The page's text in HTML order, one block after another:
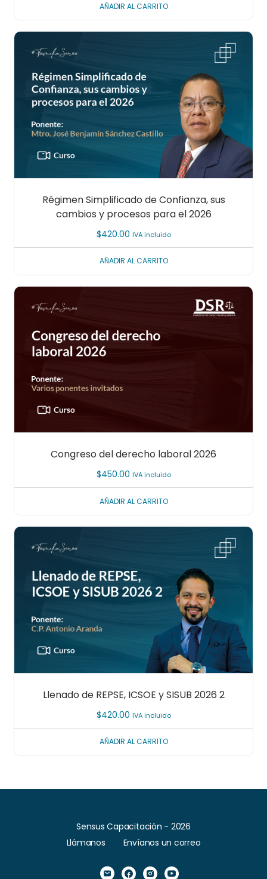
AÑADIR AL CARRITO
Régimen Simplificado de Confianza, sus
cambios y procesos para el 2026
$420.00 IVA incluido
AÑADIR AL CARRITO
Congreso del derecho laboral 2026
$450.00 IVA incluido
AÑADIR AL CARRITO
Llenado de REPSE, ICSOE y SISUB 2026 2
$420.00 IVA incluido
AÑADIR AL CARRITO
Sensus Capacitación - 2026
Llámanos
Envíanos un correo